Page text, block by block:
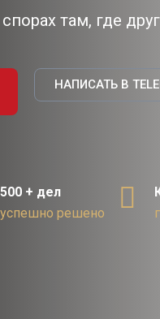
там, где
НАПИСАТЬ В
500 + дел
успешно решено